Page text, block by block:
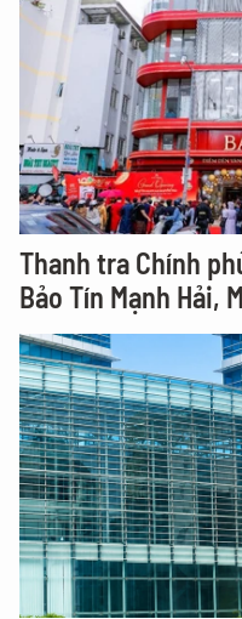
Thanh tra Chính
Bảo Tín Mạnh Hải,